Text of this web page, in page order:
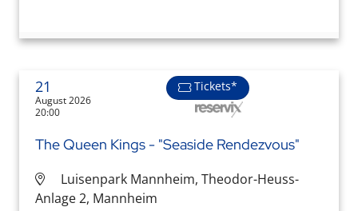
21
August 2026
20:00
Tickets*
The Queen Kings - "Seaside Rendezvous"
Luisenpark Mannheim, Theodor-Heuss-
Anlage 2, Mannheim